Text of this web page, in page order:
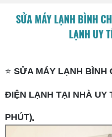
SỬA MÁY LẠNH BÌNH
LẠNH UY
⭐ SỬA MÁY LẠNH BÌNH
ĐIỆN LẠNH TẠI NHÀ UY
PHÚT)